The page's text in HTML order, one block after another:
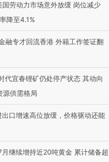
国劳动力市场意外放缓 岗位减少
降至4.1%
融专才回流香港 外籍工作签证翻
代宜春锂矿仍处停产状态 其动向
源供需格局
出口增速高位放缓，价格驱动还能
月继续增持近20吨黄金 累计储备超